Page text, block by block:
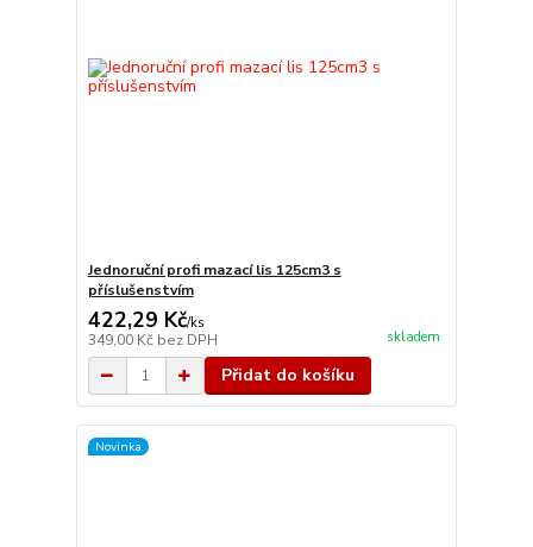
Jednoruční profi mazací lis 125cm3 s
příslušenstvím
422,29 Kč/ks
349,00 Kč bez DPH skladem
Přidat do košíku
Novinka